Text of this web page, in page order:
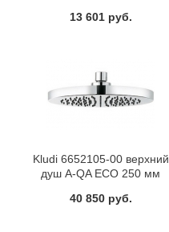
13 601 руб.
Kludi 6652105-00 верхний
душ A-QA ECO 250 мм
40 850 руб.